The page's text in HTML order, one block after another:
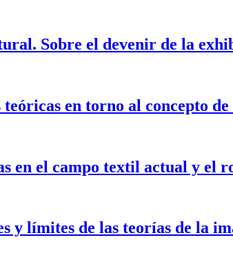
Sobre el devenir de la
en torno al concepto
en el campo textil actual y el
y límites de las teorías de la